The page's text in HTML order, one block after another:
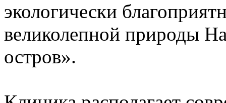
экологически
великолепной природы
остров».